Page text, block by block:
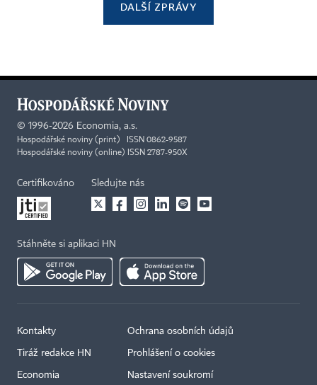
DALŠÍ ZPRÁVY
© 1996-2026 Economia, a.s.
Hospodářské noviny (print) ISSN 0862-9587
Hospodářské noviny (online) ISSN 2787-950X
Certifikováno Sledujte nás
Stáhněte si aplikaci HN
Kontakty
Tiráž redakce HN
Economia
Ochrana osobních údajů
Prohlášení o cookies
Nastavení soukromí